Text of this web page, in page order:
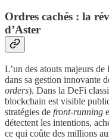
Ordres cachés : la
d’Aster
L’un des atouts majeurs de
dans sa gestion innovante
orders). Dans la DeFi
blockchain est visible
stratégies de front-running
détectent les intentions,
ce qui coûte des millions